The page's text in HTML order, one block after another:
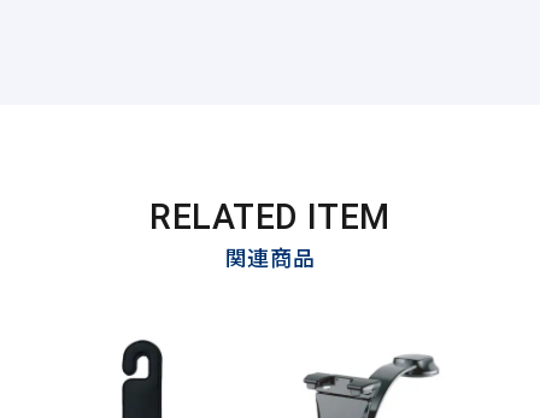
RELATED ITEM
関連商品